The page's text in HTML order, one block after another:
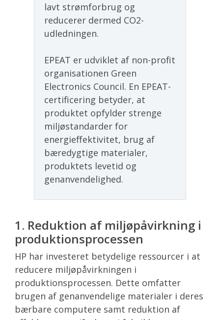
lavt strømforbrug og
reducerer dermed CO2-
udledningen.
EPEAT er udviklet af non-profit
organisationen Green
Electronics Council. En EPEAT-
certificering betyder, at
produktet opfylder strenge
miljøstandarder for
energieffektivitet, brug af
bæredygtige materialer,
produktets levetid og
genanvendelighed.
1. Reduktion af miljøpåvirkning i
produktionsprocessen
HP har investeret betydelige ressourcer i at
reducere miljøpåvirkningen i
produktionsprocessen. Dette omfatter
brugen af genanvendelige materialer i deres
bærbare computere samt reduktion af